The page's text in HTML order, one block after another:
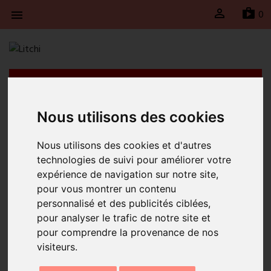
Nous utilisons des cookies
Nous utilisons des cookies et d'autres
technologies de suivi pour améliorer votre
expérience de navigation sur notre site,
pour vous montrer un contenu
personnalisé et des publicités ciblées,
pour analyser le trafic de notre site et
pour comprendre la provenance de nos
visiteurs.
 0

during this period and will resume on Monday, May
JEWELRY Rings
RINGS
Relevance
Showing 1-8 of 8 item(s)